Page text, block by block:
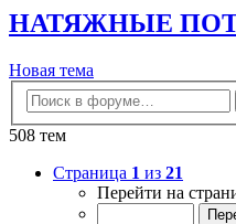
НАТЯЖНЫЕ
Новая
тема
Новая тема
508 тем
Страница 1 из 21
Перейти на